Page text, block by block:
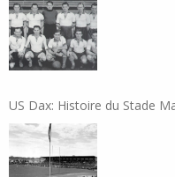
US Dax: Histoire du Stade